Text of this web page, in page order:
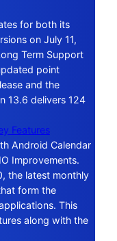
for both its
on July 11,
Term Support
point
and the
13.6 delivers 124
Features
Android Calendar
Improvements.
the latest monthly
form the
This
along with the